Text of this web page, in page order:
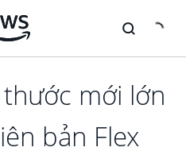
mới lớn
bản Flex